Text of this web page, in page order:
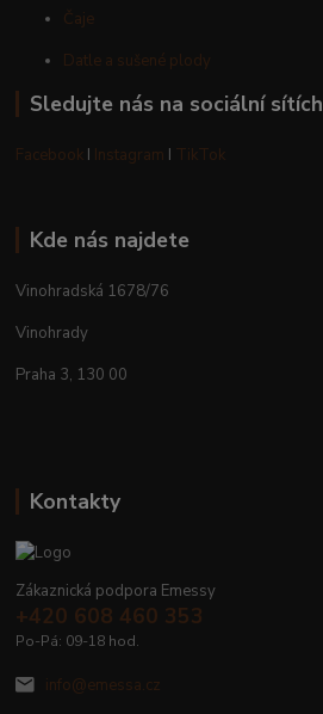
Čaje
Datle a sušené plody
Sledujte nás na sociální sítích
Facebook I Instagram I TikTok
Kde nás najdete
Vinohradská 1678/76
Vinohrady
Praha 3, 130 00
Kontakty
Zákaznická podpora Emessy
+420 608 460 353
Po-Pá: 09-18 hod.
info@emessa.cz